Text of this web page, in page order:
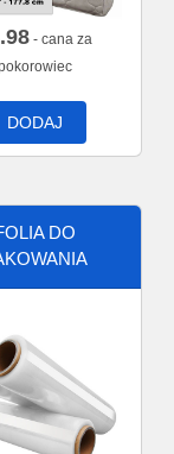
- cana za
DODAJ
DO